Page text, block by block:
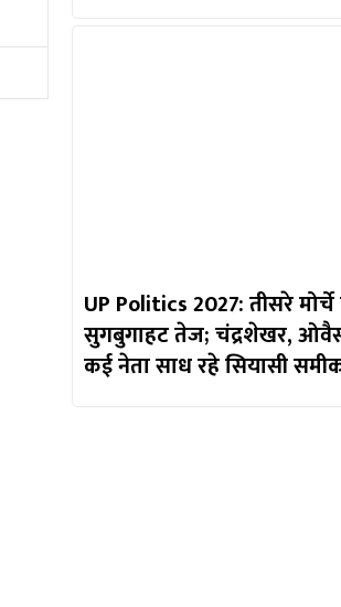
UP Politics 2027: तीसरे
सुगबुगाहट तेज; चंद्रशेखर,
कई नेता साध रहे सियासी